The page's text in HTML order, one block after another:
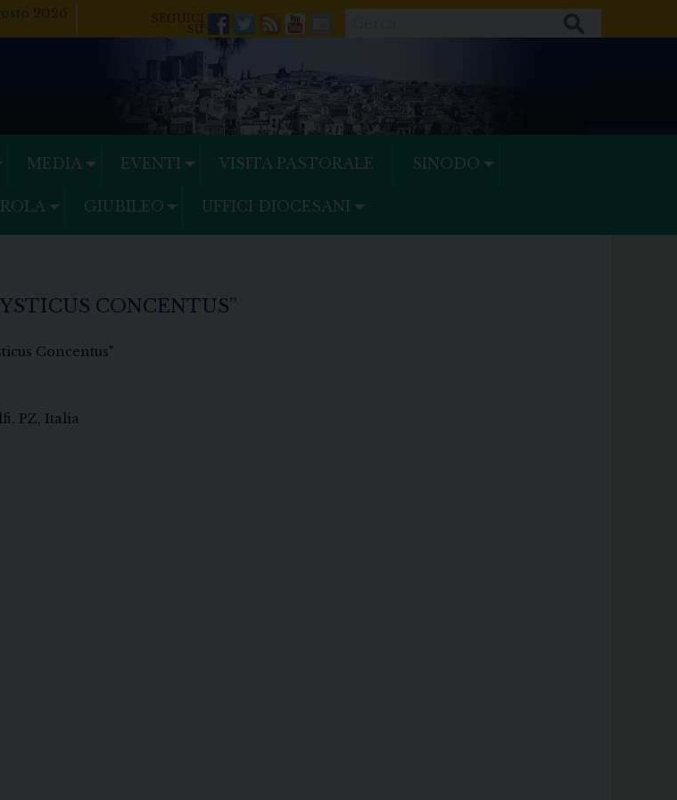
2026
Facebook
Twitter
FeedsYoutube
Mail
MEDIA EVENTI VISITA PASTORALE SINODO
GIUBILEO UFFICI DIOCESANI
CONCENTUS”
Concentus"
PZ, Italia